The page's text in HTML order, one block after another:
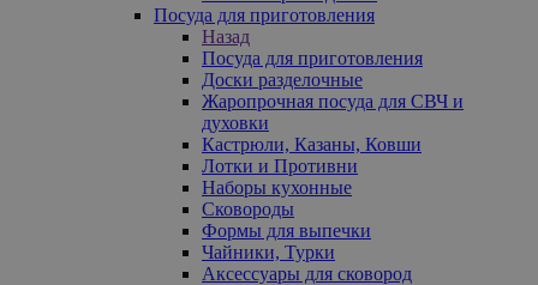
Посуда для приготовления
Назад
Посуда для приготовления
Доски разделочные
Жаропрочная посуда для СВЧ и
духовки
Кастрюли, Казаны, Ковши
Лотки и Противни
Наборы кухонные
Сковороды
Формы для выпечки
Чайники, Турки
Аксессуары для сковород